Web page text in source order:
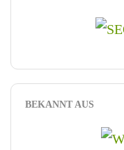
BEKANNT AUS